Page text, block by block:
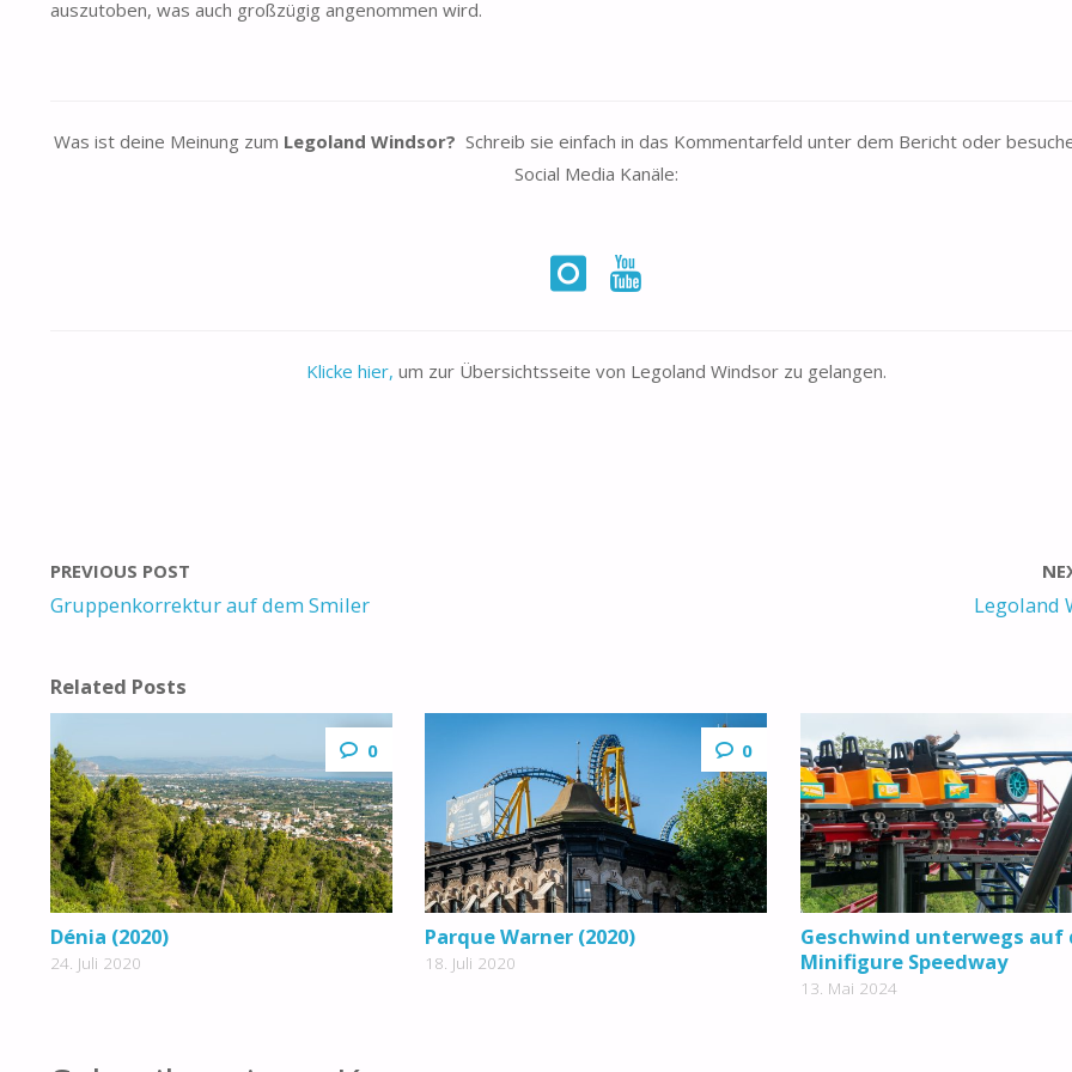
auszutoben, was auch großzügig angenommen wird.
Was ist deine Meinung zum Legoland Windsor? Schreib sie einfach in das Kommentarfeld unter dem Bericht oder
Social Media Kanäle:
Klicke hier, um zur Übersichtsseite von Legoland Windsorzu gelangen.
PREVIOUS POST
Gruppenkorrektur auf dem Smiler Legoland
Related Posts
0
Dénia (2020)
24. Juli 2020
0
Parque Warner (2020)
18. Juli 2020
Geschwind unterwegs auf
Minifigure Speedway
13. Mai 2024